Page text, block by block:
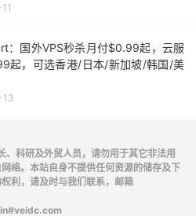
：国外VPS秒杀月付$0.99起，云服
起，可选香港/日本/新加坡/韩国/美
、科研及外贸人员，请勿用于其它非法用
络。本站自身不提供任何资源的储存及下
利，请及时与我们联系，邮箱